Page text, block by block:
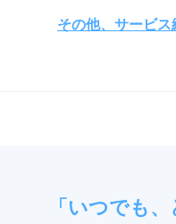
その他、サービ
「いつでも